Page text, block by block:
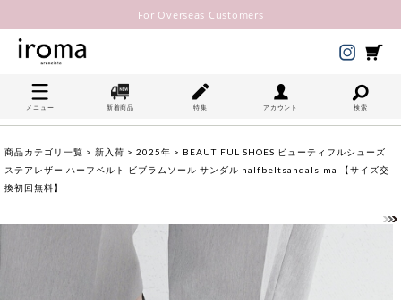
For Overseas Customers
メニュー 新着商品 特集 アカウント 検索
商品カテゴリ一覧 > 新入荷 > 2025年 > BEAUTIFUL SHOES ビューティフルシューズ
ステアレザー ハーフベルト ビブラムソール サンダル halfbeltsandals-ma 【サイズ交
換初回無料】